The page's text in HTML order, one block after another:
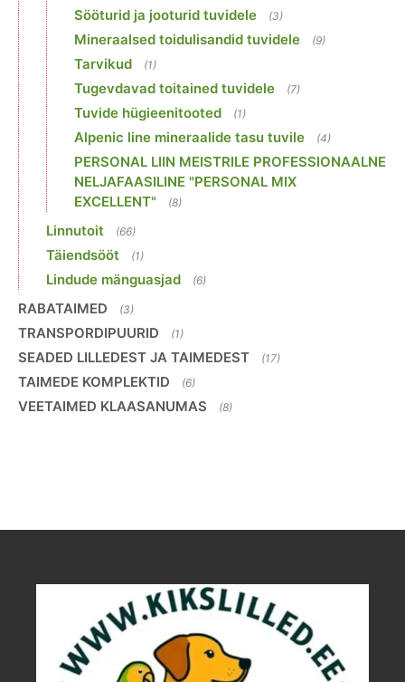
Sööturid ja jooturid tuvidele (3)
Mineraalsed toidulisandid tuvidele (9)
Tarvikud (1)
Tugevdavad toitained tuvidele (7)
Tuvide hügieenitooted (1)
Alpenic line mineraalide tasu tuvile (4)
PERSONAL LIIN MEISTRILE PROFESSIONAALNE
NELJAFAASILINE "PERSONAL MIX
EXCELLENT"
(8)
Linnutoit (66)
Täiendsööt (1)
Lindude mänguasjad (6)
RABATAIMED (3)
TRANSPORDIPUURID (1)
SEADED LILLEDEST JA TAIMEDEST (17)
TAIMEDE KOMPLEKTID (6)
VEETAIMED KLAASANUMAS (8)